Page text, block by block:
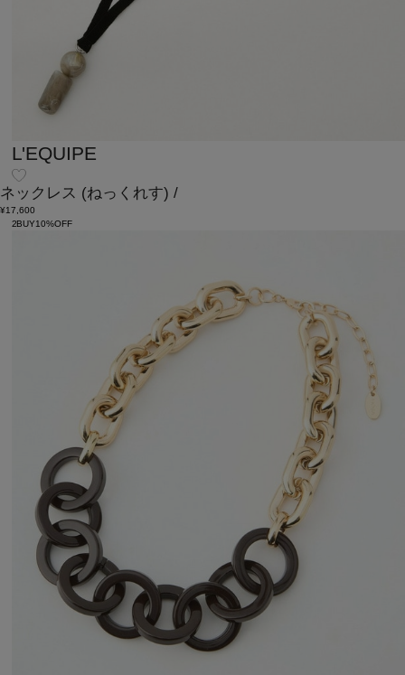
L'EQUIPE
ネックレス (ねっくれす) /
¥17,600
2BUY10%OFF